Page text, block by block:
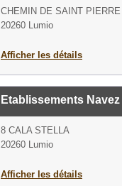
CHEMIN DE SAINT PIERRE
20260 Lumio
Afficher les détails
Etablissements Navez
8 CALA STELLA
20260 Lumio
Afficher les détails